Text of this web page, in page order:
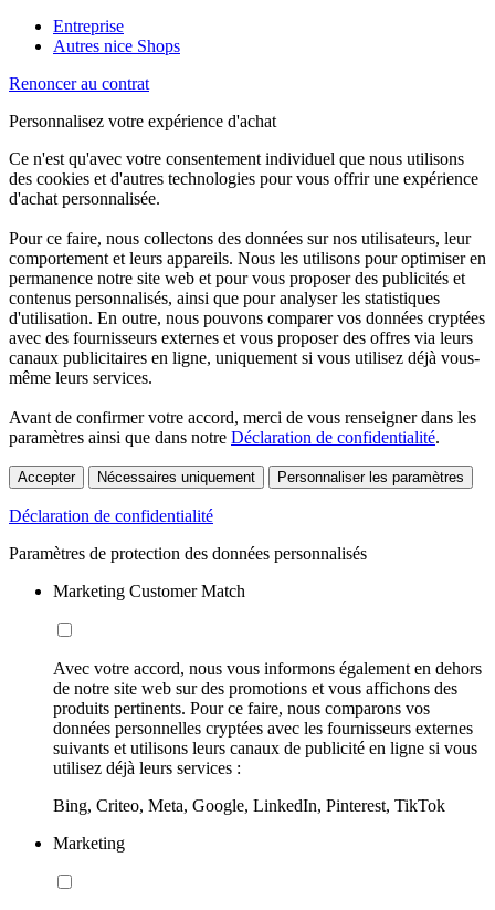
Entreprise
Autres nice Shops
Renoncer au contrat
Personnalisez votre expérience d'achat
Ce n'est qu'avec votre consentement individuel que nous utilisons
des cookies et d'autres technologies pour vous offrir une expérience
d'achat personnalisée.
Pour ce faire, nous collectons des données sur nos utilisateurs, leur
comportement et leurs appareils. Nous les utilisons pour optimiser en
permanence notre site web et pour vous proposer des publicités et
contenus personnalisés, ainsi que pour analyser les statistiques
d'utilisation. En outre, nous pouvons comparer vos données cryptées
avec des fournisseurs externes et vous proposer des offres via leurs
canaux publicitaires en ligne, uniquement si vous utilisez déjà vous-
même leurs services.
Avant de confirmer votre accord, merci de vous renseigner dans les
paramètres ainsi que dans notre Déclaration de confidentialité.
Accepter Nécessaires uniquement Personnaliser les paramètres
Déclaration de confidentialité
Paramètres de protection des données personnalisés
Marketing Customer Match
Avec votre accord, nous vous informons également en dehors
de notre site web sur des promotions et vous affichons des
produits pertinents. Pour ce faire, nous comparons vos
données personnelles cryptées avec les fournisseurs externes
suivants et utilisons leurs canaux de publicité en ligne si vous
utilisez déjà leurs services :
Bing, Criteo, Meta, Google, LinkedIn, Pinterest, TikTok
Marketing